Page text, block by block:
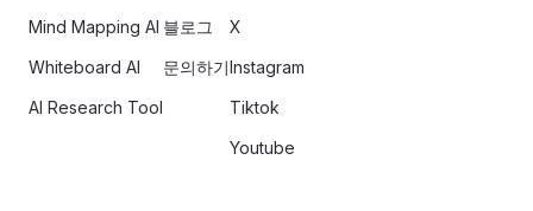
Mind Mapping AI
Whiteboard AI
AI Research Tool
블로그
문의하기
X
Instagram
Tiktok
Youtube